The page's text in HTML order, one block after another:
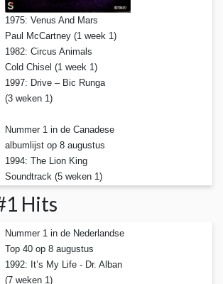
1975: Venus And Mars
Paul McCartney (1 week 1)
1982: Circus Animals
Cold Chisel (1 week 1)
1997: Drive – Bic Runga
(3 weken 1)
Nummer 1 in de Canadese
albumlijst op 8 augustus
1994: The Lion King
Soundtrack (5 weken 1)
Hits
Nummer 1 in de Nederlandse
Top 40 op 8 augustus
1992: It’s My Life - Dr. Alban
(7 weken 1)